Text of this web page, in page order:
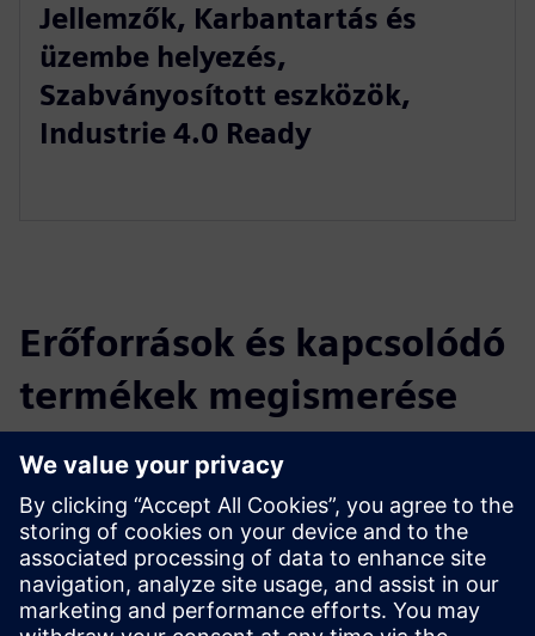
Jellemzők, Karbantartás és
üzembe helyezés,
Szabványosított eszközök,
Industrie 4.0 Ready
Erőforrások és kapcsolódó
termékek megismerése
További információk és források
Actemium
Process eszközkönyvtár
Feltételek